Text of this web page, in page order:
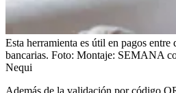
Esta herramienta es útil en pagos entre
bancarias. Foto: Montaje: SEMANA
Nequi
Además de la validación por código